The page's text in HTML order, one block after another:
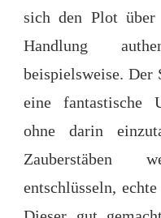
sich den Plot über
Handlung
beispielsweise. Der
eine fantastische
ohne darin
Zauberstäben
entschlüsseln,